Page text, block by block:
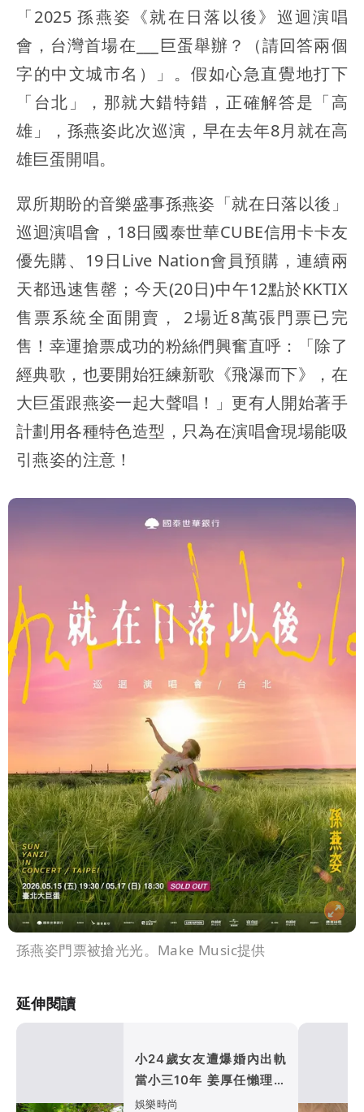
「2025 孫燕姿《就在日落以後》巡迴演唱
會，台灣首場在___巨蛋舉辦？（請回答兩個
字的中文城市名）」。假如心急直覺地打下
「台北」，那就大錯特錯，正確解答是「高
雄」，孫燕姿此次巡演，早在去年8月就在高
雄巨蛋開唱。
眾所期盼的音樂盛事孫燕姿「就在日落以後」
巡迴演唱會，18日國泰世華CUBE信用卡卡友
優先購、19日Live Nation會員預購，連續兩
天都迅速售罄；今天(20日)中午12點於KKTIX
售票系統全面開賣， 2場近8萬張門票已完
售！幸運搶票成功的粉絲們興奮直呼：「除了
經典歌，也要開始狂練新歌《飛瀑而下》，在
大巨蛋跟燕姿一起大聲唱！」更有人開始著手
計劃用各種特色造型，只為在演唱會現場能吸
引燕姿的注意！
孫燕姿門票被搶光光。Make Music提供
延伸閱讀
小24歲女友遭爆婚內出軌
當小三10年 姜厚任懶理反
嗆爆料者「頭腦有問題」
娛樂時尚